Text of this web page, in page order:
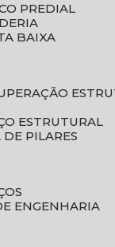
PREDIAL
BAIXA
ESTRUTURAL
DE PILARES
ENGENHARIA